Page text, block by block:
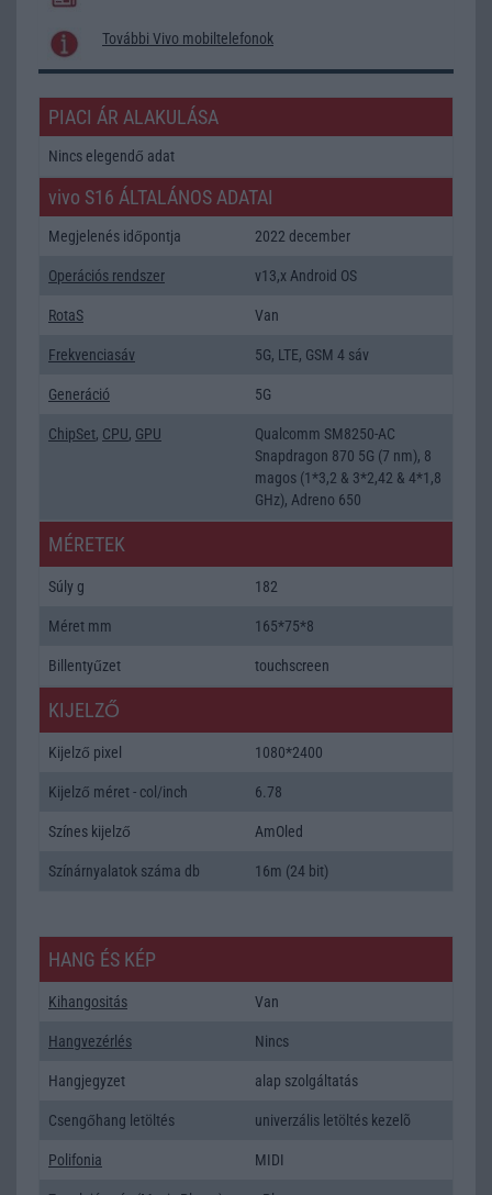
További Vivo mobiltelefonok
PIACI ÁR ALAKULÁSA
Nincs elegendő adat
vivo S16 ÁLTALÁNOS ADATAI
Megjelenés időpontja 2022 december
Operációs rendszer v13,x Android OS
RotaS Van
Frekvenciasáv 5G, LTE, GSM 4 sáv
Generáció 5G
ChipSet, CPU, GPU
Qualcomm SM8250-AC
Snapdragon 870 5G (7 nm), 8
magos (1*3,2 & 3*2,42 & 4*1,8
GHz), Adreno 650
MÉRETEK
Súly g 182
Méret mm 165*75*8
Billentyűzet touchscreen
KIJELZŐ
Kijelző pixel 1080*2400
Kijelző méret - col/inch 6.78
Színes kijelző AmOled
Színárnyalatok száma db 16m (24 bit)
HANG ÉS KÉP
Kihangositás Van
Hangvezérlés Nincs
Hangjegyzet alap szolgáltatás
Csengőhang letöltés univerzális letöltés kezelõ
Polifonia MIDI